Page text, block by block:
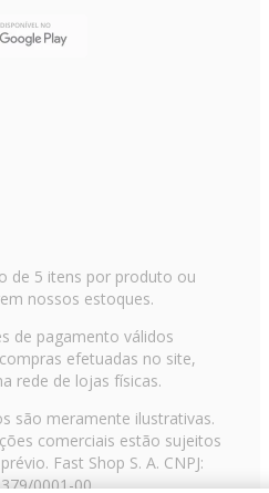
de 5 itens por produto ou
nossos estoques.
de pagamento válidos
efetuadas no site,
rede de lojas físicas.
são meramente ilustrativas.
comerciais estão sujeitos
Fast Shop S. A. CNPJ:
0001-00